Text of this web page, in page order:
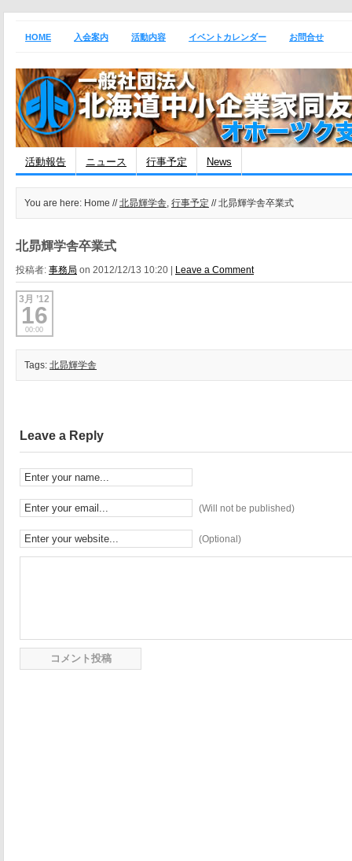
HOME 入会案内 活動内容 イベントカレンダー お問合せ
活動報告 ニュース 行事予定 News
You are here: Home //北昴輝学舎, 行事予定 // 北昴輝学舎卒業式
北昴輝学舎卒業式
投稿者: 事務局 on 2012/12/13 10:20 | Leave a Comment
3月 ’12
16
00:00
Tags: 北昴輝学舎
Leave a Reply
(Will not be published)
(Optional)